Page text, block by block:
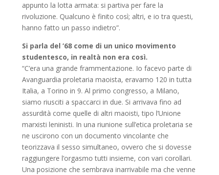
appunto la lotta armata: si partiva per fare la
rivoluzione. Qualcuno è finito così; altri, e io tra questi,
hanno fatto un passo indietro”.
Si parla del ’68 come di un unico movimento
studentesco, in realtà non era così.
“C’era una grande frammentazione. Io facevo parte di
Avanguardia proletaria maoista, eravamo 120 in tutta
Italia, a Torino in 9. Al primo congresso, a Milano,
siamo riusciti a spaccarci in due. Si arrivava fino ad
assurdità come quelle di altri maoisti, tipo l’Unione
marxisti leninisti. In una riunione sull’etica proletaria se
ne uscirono con un documento vincolante che
teorizzava il sesso simultaneo, ovvero che si dovesse
raggiungere l’orgasmo tutti insieme, con vari corollari.
Una posizione che sembrava inarrivabile ma che venne